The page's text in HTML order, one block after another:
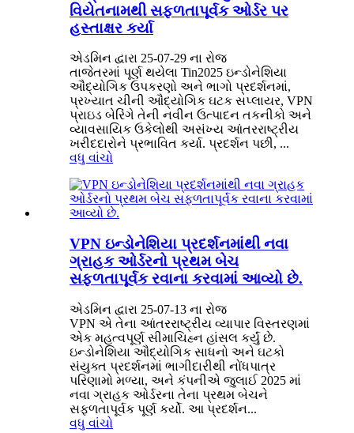
વિયેતનામથી સફળતાપૂર્વક ઓર્ડર પર
હસ્તાક્ષર કર્યા
એડમિન દ્વારા 25-07-29 ના રોજ
તાજેતરમાં પૂર્ણ થયેલા Tin2025 ઇન્ડોનેશિયા
ઔદ્યોગિક ઉપકરણો અને ભાગો પ્રદર્શનમાં,
પ્રખ્યાત ચીની ઔદ્યોગિક ઘટક સપ્લાયર, VPN
પ્રાઇડ બેરિંગે તેની નવીન ઉત્પાદન તકનીકો અને
વ્યાવસાયિક ઉકેલોથી અસંખ્ય આંતરરાષ્ટ્રીય
ખરીદદારોને પ્રભાવિત કર્યા. પ્રદર્શન પછી, ...
વધુ વાંચો
VPN ઇન્ડોનેશિયા પ્રદર્શનમાંથી નવા
ગ્રાહક ઓર્ડરનો પ્રથમ બેચ
સફળતાપૂર્વક રવાના કરવામાં આવ્યો છે.
એડમિન દ્વારા 25-07-13 ના રોજ
VPN એ તેના આંતરરાષ્ટ્રીય વ્યાપાર વિસ્તરણમાં
એક મહત્વપૂર્ણ સીમાચિહ્ન હાંસલ કર્યું છે.
ઇન્ડોનેશિયા ઔદ્યોગિક સાધનો અને ઘટકો
સંયુક્ત પ્રદર્શનમાં ભાગીદારીથી નોંધપાત્ર
પરિણામો મળ્યા, અને કંપનીએ જુલાઈ 2025 માં
નવા ગ્રાહક ઓર્ડરના તેના પ્રથમ બેચને
સફળતાપૂર્વક પૂર્ણ કર્યો. આ પ્રદર્શન...
વધુ વાંચો